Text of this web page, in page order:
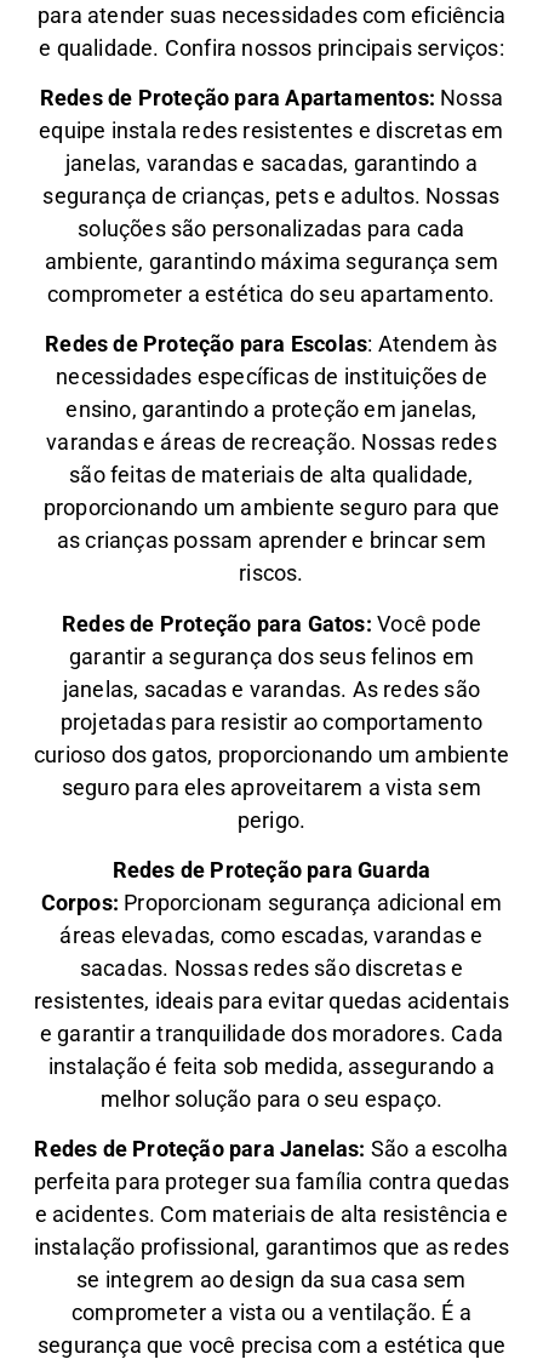
para atender suas necessidades com eficiência
e qualidade. Confira nossos principais serviços:
Redes de Proteção para Apartamentos: Nossa
equipe instala redes resistentes e discretas em
janelas, varandas e sacadas, garantindo a
segurança de crianças, pets e adultos. Nossas
soluções são personalizadas para cada
ambiente, garantindo máxima segurança sem
comprometer a estética do seu apartamento.
Redes de Proteção para Escolas: Atendem às
necessidades específicas de instituições de
ensino, garantindo a proteção em janelas,
varandas e áreas de recreação. Nossas redes
são feitas de materiais de alta qualidade,
proporcionando um ambiente seguro para que
as crianças possam aprender e brincar sem
riscos.
Redes de Proteção para Gatos: Você pode
garantir a segurança dos seus felinos em
janelas, sacadas e varandas. As redes são
projetadas para resistir ao comportamento
curioso dos gatos, proporcionando um ambiente
seguro para eles aproveitarem a vista sem
perigo.
Redes de Proteção para Guarda
Corpos: Proporcionam segurança adicional em
áreas elevadas, como escadas, varandas e
sacadas. Nossas redes são discretas e
resistentes, ideais para evitar quedas acidentais
e garantir a tranquilidade dos moradores. Cada
instalação é feita sob medida, assegurando a
melhor solução para o seu espaço.
Redes de Proteção para Janelas: São a escolha
perfeita para proteger sua família contra quedas
e acidentes. Com materiais de alta resistência e
instalação profissional, garantimos que as redes
se integrem ao design da sua casa sem
comprometer a vista ou a ventilação. É a
segurança que você precisa com a estética que